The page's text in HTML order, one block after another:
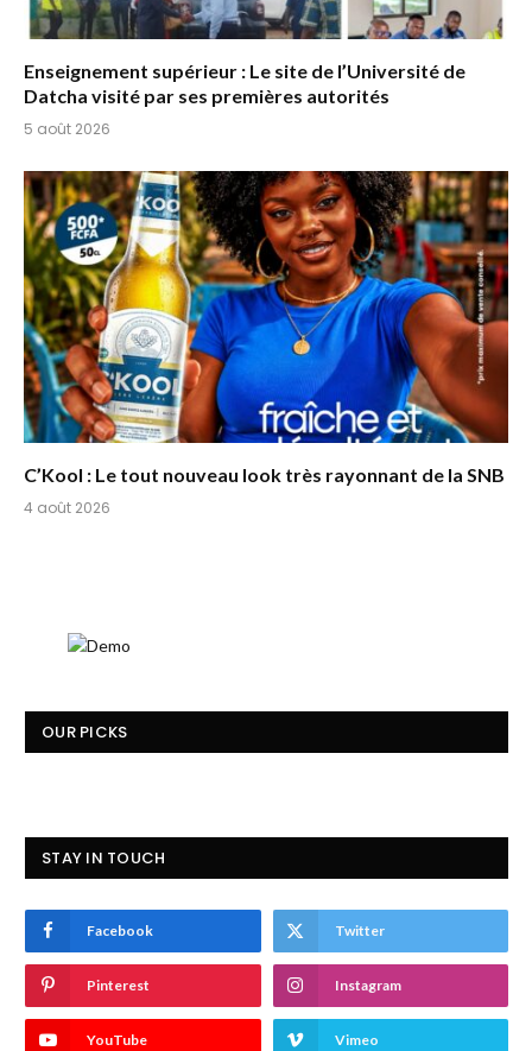
Enseignement supérieur : Le site de l’Université de
Datcha visité par ses premières autorités
5 août 2026
C’Kool : Le tout nouveau look très rayonnant de la SNB
4 août 2026
OUR PICKS
STAY IN TOUCH
Facebook Twitter
Pinterest Instagram
YouTube Vimeo